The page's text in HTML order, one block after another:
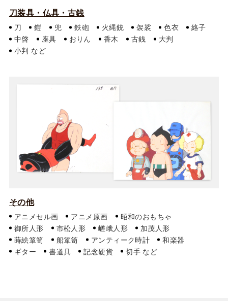
刀装具・仏具・古銭
刀 鎧 兜 鉄砲 火縄銃 袈裟 色衣
絡子
中啓
座具 おりん 香木 古銭
大判
小判
その他
アニメセル画 アニメ原画
昭和のおもちゃ
御所人形
市松人形 嵯峨人形
加茂人形
蒔絵箪笥
船箪笥 アンティーク時計
和楽器
ギター
書道具 記念硬貨 切手